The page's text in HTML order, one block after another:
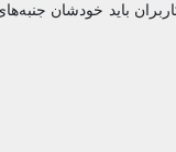
باید خودشان